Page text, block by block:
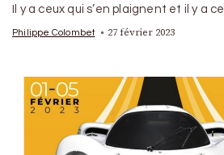
Il y a ceux qui s’en plaignent et il y a
Philippe Colombet 27 février 2023